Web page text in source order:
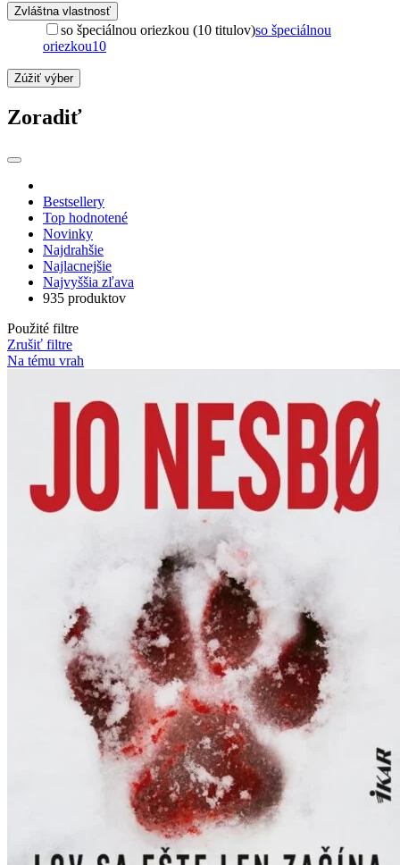
Zvláštna vlastnosť
so špeciálnou oriezkou (10 titulov)so špeciálnou
oriezkou10
Zúžiť výber
Zoradiť
Bestsellery
Top hodnotené
Novinky
Najdrahšie
Najlacnejšie
Najvyššia zľava
935 produktov
Použité filtre
Zrušiť filtre
Na tému vrah